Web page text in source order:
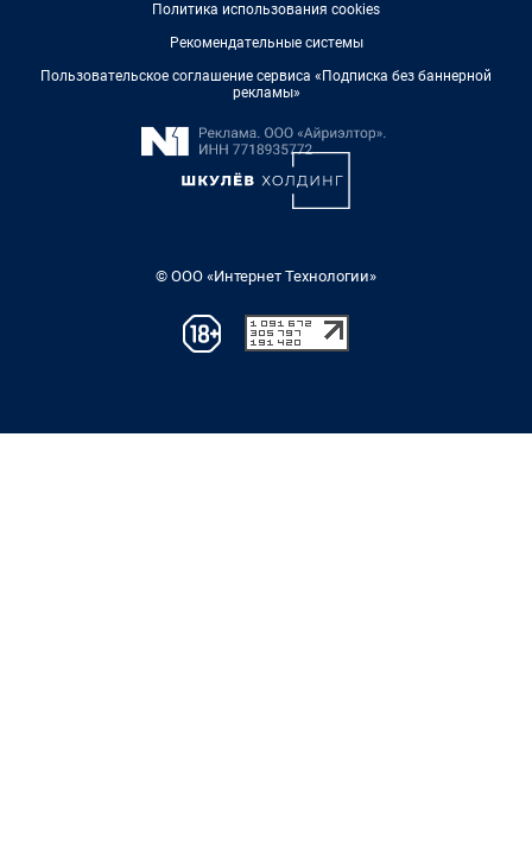
Политика использования cookies
Рекомендательные системы
Пользовательское соглашение сервиса «Подписка без баннерной
рекламы»
© ООО «Интернет Технологии»